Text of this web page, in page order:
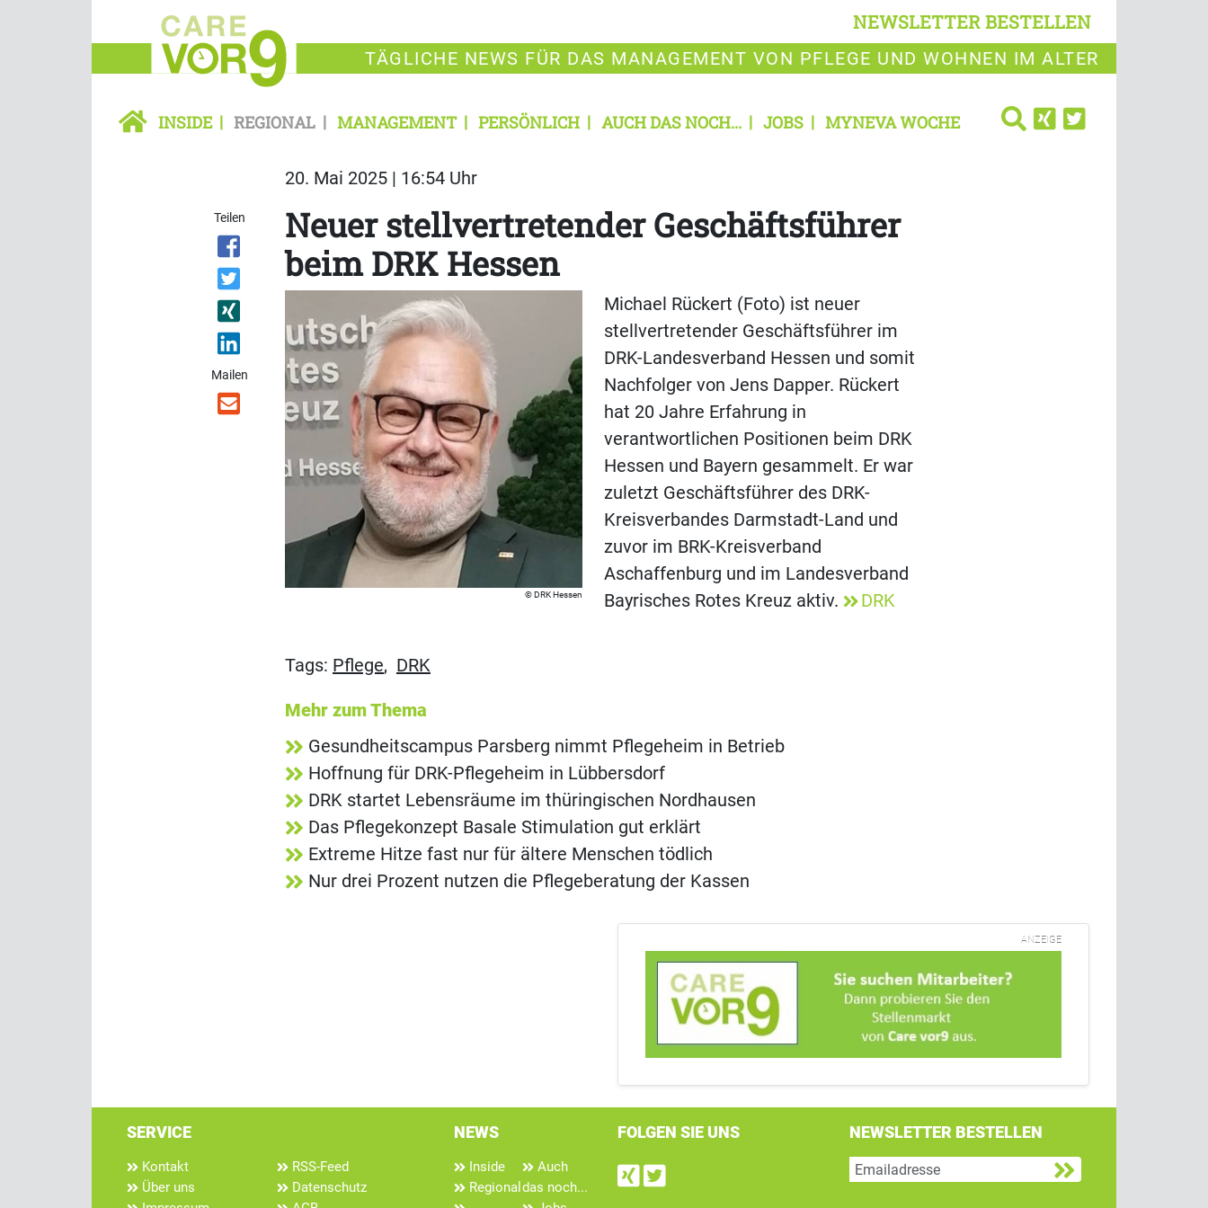
NEWSLETTER BESTELLEN
TÄGLICHE NEWS FÜR DAS MANAGEMENT VON PFLEGE UND WOHNEN IM ALTER
INSIDE REGIONAL MANAGEMENT PERSÖNLICH AUCH DAS NOCH... JOBS MYNEVA WOCHE
20. Mai 2025 | 16:54 Uhr
Teilen
Mailen
Neuer stellvertretender Geschäftsführer
beim DRK Hessen
DRK Hessen
Michael Rückert (Foto) ist neuer
stellvertretender Geschäftsführer im
DRK-Landesverband Hessen und somit
Nachfolger von Jens Dapper. Rückert
hat 20 Jahre Erfahrung in
verantwortlichen Positionen beim DRK
Hessen und Bayern gesammelt. Er war
zuletzt Geschäftsführer des DRK-
Kreisverbandes Darmstadt-Land und
zuvor im BRK-Kreisverband
Aschaffenburg und im Landesverband
Bayrisches Rotes Kreuz aktiv.
DRK
Tags: Pflege, DRK
Mehr zum Thema
Gesundheitscampus Parsberg nimmt Pflegeheim in Betrieb
Hoffnung für DRK-Pflegeheim in Lübbersdorf
DRK startet Lebensräume im thüringischen Nordhausen
Das Pflegekonzept Basale Stimulation gut erklärt
Extreme Hitze fast nur für ältere Menschen tödlich
Nur drei Prozent nutzen die Pflegeberatung der Kassen
ANZEIGE
SERVICE
Kontakt
Über uns
RSS-Feed
Datenschutz
NEWS
Inside
Regional
Auch
das noch...
FOLGEN SIE UNS
Find us on Xing
Follow us on Twitter
NEWSLETTER BESTELLEN